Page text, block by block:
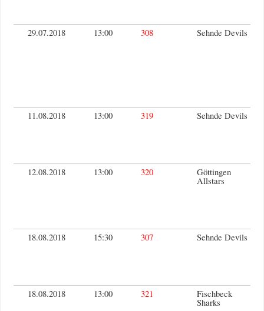
29.07.2018 13:00 308 Sehnde Devils
11.08.2018 13:00 319 Sehnde Devils
12.08.2018 13:00 320 Göttingen
Allstars
18.08.2018 15:30 307 Sehnde Devils
18.08.2018 13:00 321 Fischbeck
Sharks